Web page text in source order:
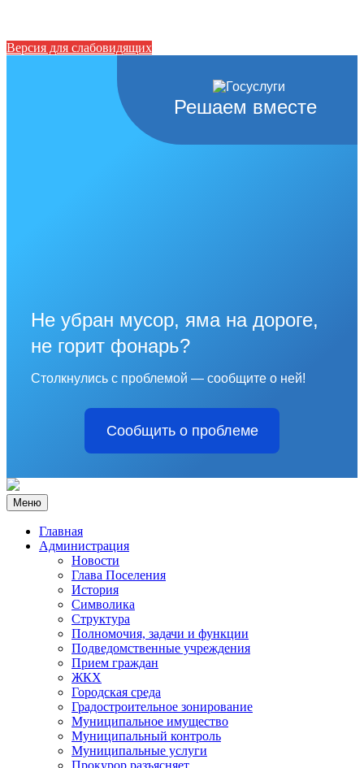
Версия для слабовидящих
Решаем вместе
Не убран мусор, яма на дороге,
не горит фонарь?
Столкнулись с проблемой — сообщите о ней!
Сообщить о проблеме
Меню
Главная
Администрация
Новости
Глава Поселения
История
Символика
Структура
Полномочия, задачи и функции
Подведомственные учреждения
Прием граждан
ЖКХ
Городская среда
Градостроительное зонирование
Муниципальное имущество
Муниципальный контроль
Муниципальные услуги
Прокурор разъясняет